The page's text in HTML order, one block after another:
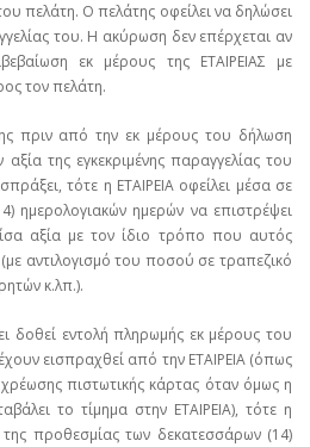
πελάτη. Ο πελάτης οφείλει να δηλώσει
του. Η ακύρωση δεν επέρχεται αν
εκ μέρους της ΕΤΑΙΡΕΙΑΣ με
τον πελάτη.
πριν από την εκ μέρους του δήλωση
της εγκεκριμένης παραγγελίας του
τότε η ΕΤΑΙΡΕΙΑ οφείλει μέσα σε
ημερολογιακών ημερών να επιστρέψει
αξία με τον ίδιο τρόπο που αυτός
αντιλογισμό του ποσού σε τραπεζικό
κ.λπ.).
δοθεί εντολή πληρωμής εκ μέρους του
εισπραχθεί από την ΕΤΑΙΡΕΙΑ (όπως
πιστωτικής κάρτας όταν όμως η
το τίμημα στην ΕΤΑΙΡΕΙΑ), τότε η
της προθεσμίας των δεκατεσσάρων (14)